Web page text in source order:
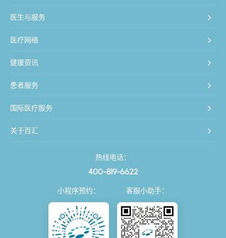
医生与服务
医疗网络
健康资讯
患者服务
国际医疗服务
关于百汇
热线电话：
400-819-6622
小程序预约： 客服小助手：